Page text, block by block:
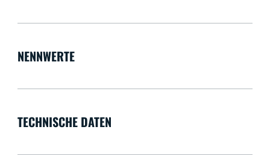
NENNWERTE
TECHNISCHE DATEN